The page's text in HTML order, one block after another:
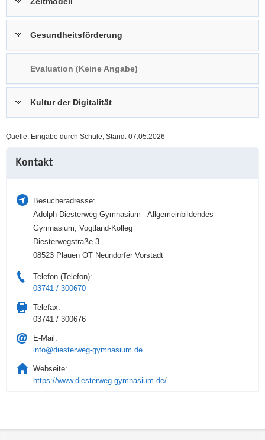
o
n
Gesundheitsförderung
Evaluation (Keine Angabe)
Kultur der Digitalität
Quelle: Eingabe durch Schule, Stand: 07.05.2026
Information
Kontakt
Besucheradresse:
Adolph-Diesterweg-Gymnasium - Allgemeinbildendes
Gymnasium, Vogtland-Kolleg
Diesterwegstraße 3
08523 Plauen OT Neundorfer Vorstadt
Telefon (Telefon):
03741 / 300670
Telefax:
03741 / 300676
E-Mail:
info@diesterweg-gymnasium.de
Webseite:
https://www.diesterweg-gymnasium.de/